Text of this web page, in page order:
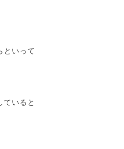
といって
ていると